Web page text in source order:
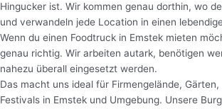
Hingucker ist. Wir kommen genau dorthin, wo
und verwandeln jede Location in einen
Wenn du einen Foodtruck in Emstek mieten
genau richtig. Wir arbeiten autark, benötigen
nahezu überall eingesetzt werden.
Das macht uns ideal für Firmengelände,
Festivals in Emstek und Umgebung. Unsere